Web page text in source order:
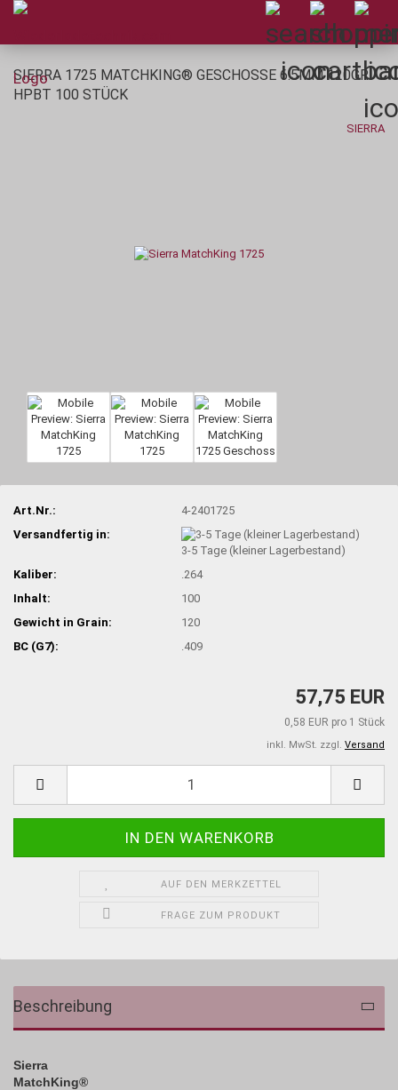
SIERRA 1725 MATCHKING® GESCHOSSE 6.5MM 120GR
HPBT 100 STÜCK
SIERRA
Art.Nr.:
4-2401725
Versandfertig in:
3-5 Tage (kleiner Lagerbestand)
Kaliber:
.264
Inhalt:
100
Gewicht in Grain:
120
BC (G7):
.409
57,75 EUR
0,58 EUR pro 1 Stück
inkl. MwSt. zzgl. Versand
AUF DEN MERKZETTEL
FRAGE ZUM PRODUKT
Beschreibung
Sierra
MatchKing®